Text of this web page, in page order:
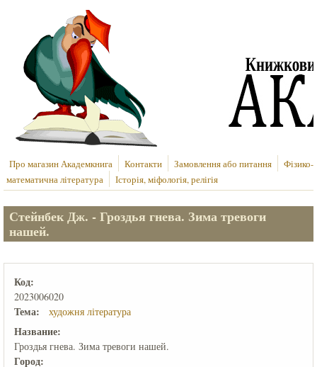
Перейти до основного вмісту
Про магазин Академкнига Контакти Замовлення або питання
Фізико-
математична література
Історія, міфологія, релігія
Стейнбек Дж. - Гроздья гнева. Зима тревоги
нашей.
Код:
2023006020
Тема: художня література
Название:
Гроздья гнева. Зима тревоги нашей.
Город: